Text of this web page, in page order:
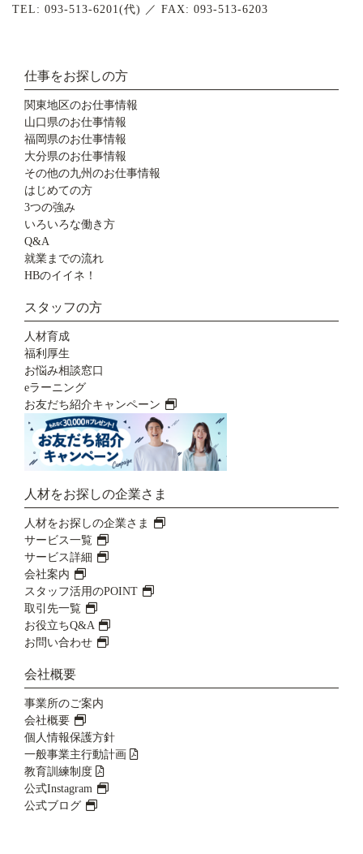
TEL: 093-513-6201(代) ／ FAX: 093-513-6203
仕事をお探しの方
関東地区のお仕事情報
山口県のお仕事情報
福岡県のお仕事情報
大分県のお仕事情報
その他の九州のお仕事情報
はじめての方
3つの強み
いろいろな働き方
Q&A
就業までの流れ
HBのイイネ！
スタッフの方
人材育成
福利厚生
お悩み相談窓口
eラーニング
お友だち紹介キャンペーン
人材をお探しの企業さま
人材をお探しの企業さま
サービス一覧
サービス詳細
会社案内
スタッフ活用のPOINT
取引先一覧
お役立ちQ&A
お問い合わせ
会社概要
事業所のご案内
会社概要
個人情報保護方針
一般事業主行動計画
教育訓練制度
公式Instagram
公式ブログ